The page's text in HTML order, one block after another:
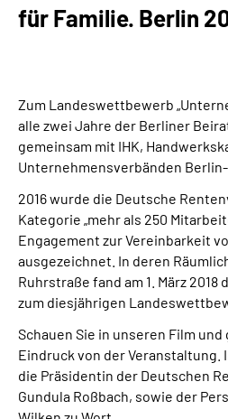
Language
Leichte Sprache
Mein
für Familie. Berlin
Zum Landeswettbewerb
alle zwei Jahre der Berliner
gemeinsam mit IHK,
Unternehmensverbänden
2016 wurde die Deutsche
Kategorie „mehr als 250
Engagement zur Vereinbarkeit
ausgezeichnet. In deren
Ruhrstraße fand am 1. März
zum diesjährigen
Schauen Sie in unseren Film
Eindruck von der Veranstaltung.
die Präsidentin der Deutschen
Gundula Roßbach, sowie der